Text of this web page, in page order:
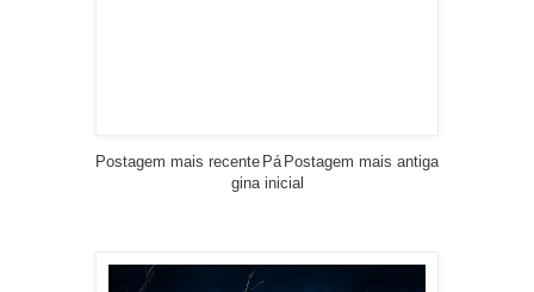
Postagem mais recente Postagem mais antiga
Pá
gina inicial